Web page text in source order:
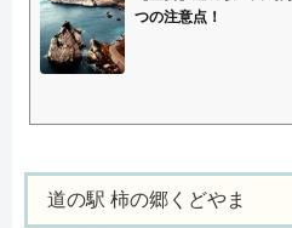
つの注意点！
道の駅 柿の郷くどやま